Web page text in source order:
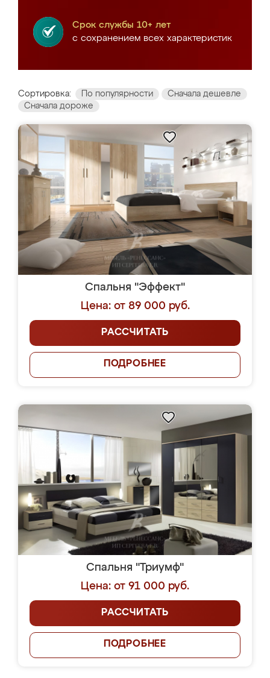
Срок службы 10+ лет
с сохранением всех характеристик
Сортировка: По популярности
Сначала дешевле
Сначала дороже
Спальня "Эффект"
Цена: от 89 000 руб.
РАССЧИТАТЬ
ПОДРОБНЕЕ
Спальня "Триумф"
Цена: от 91 000 руб.
РАССЧИТАТЬ
ПОДРОБНЕЕ